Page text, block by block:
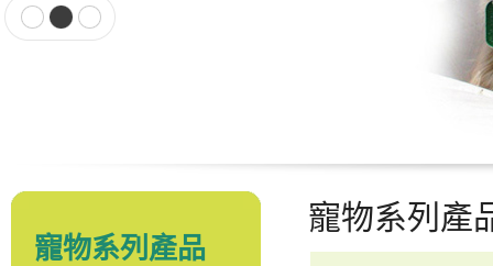
寵物系列產品
寵物系列產